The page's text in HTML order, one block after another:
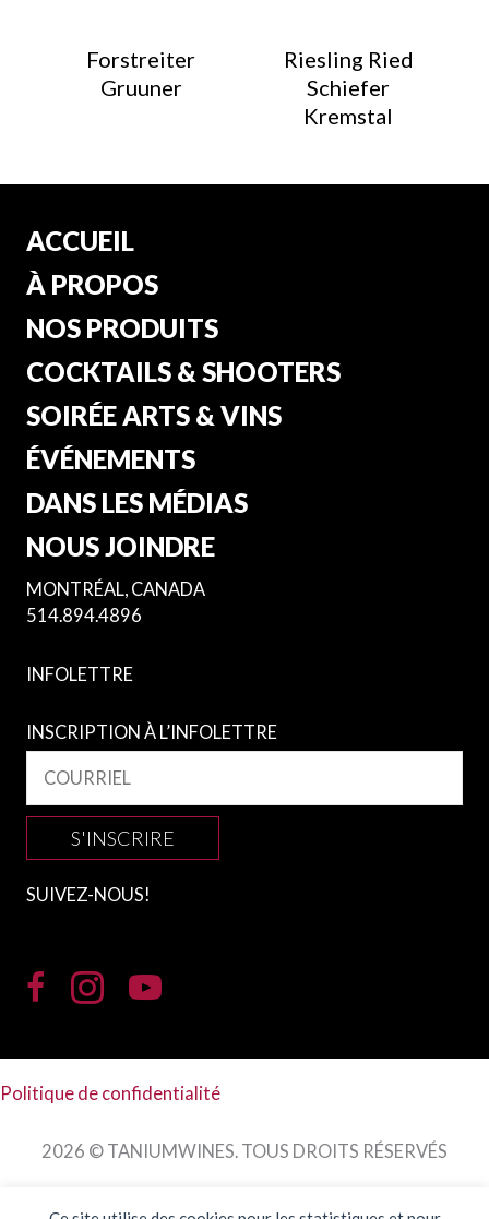
Forstreiter
Gruuner
Riesling Ried
Schiefer
Kremstal
ACCUEIL
À PROPOS
NOS PRODUITS
COCKTAILS & SHOOTERS
SOIRÉE ARTS & VINS
ÉVÉNEMENTS
DANS LES MÉDIAS
NOUS JOINDRE
MONTRÉAL, CANADA
514.894.4896
INFOLETTRE
INSCRIPTION À L’INFOLETTRE
S'INSCRIRE
SUIVEZ-NOUS!
Politique de confidentialité
2026 © TANIUMWINES. TOUS DROITS RÉSERVÉS